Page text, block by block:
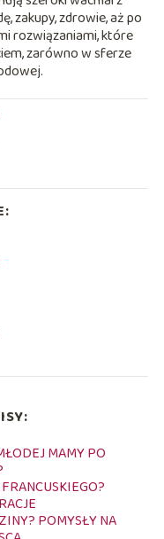
zakupy, zdrowie, aż po
rozwiązaniami, które
zarówno w sferze
MAMY PO
POMYSŁY NA